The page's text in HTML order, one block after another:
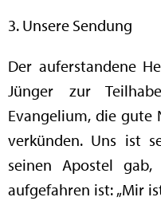
3. Unsere Sendung
Der auferstandene
Jünger zur
Evangelium, die gute
verkünden. Uns ist
seinen Apostel
aufgefahren ist: „Mir